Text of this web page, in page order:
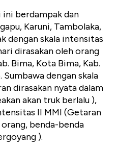
berdampak dan
Karuni, Tambolaka,
dengan skala intensitas
dirasakan oleh orang
Bima, Kota Bima, Kab.
Sumbawa dengan skala
dirasakan nyata dalam
akan truk berlalu ),
II MMI (Getaran
benda-benda
).